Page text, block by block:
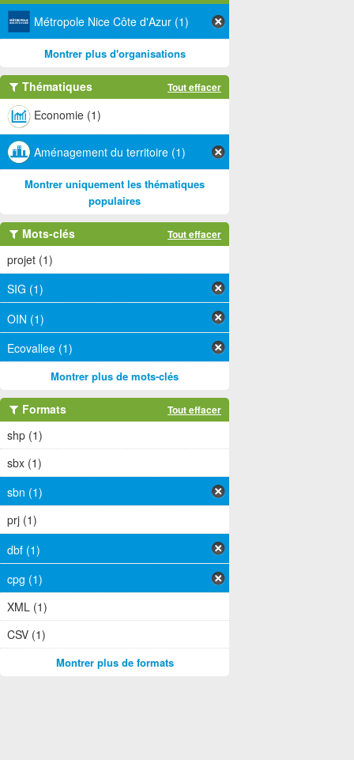
Métropole Nice Côte d'Azur (1)
Montrer plus d'organisations
Thématiques Tout effacer
Economie (1)
Aménagement du territoire (1)
Montrer uniquement les thématiques
populaires
Mots-clés Tout effacer
projet (1)
SIG (1)
OIN (1)
Ecovallee (1)
Montrer plus de mots-clés
Formats Tout effacer
shp (1)
sbx (1)
sbn (1)
prj (1)
dbf (1)
cpg (1)
XML (1)
CSV (1)
Montrer plus de formats